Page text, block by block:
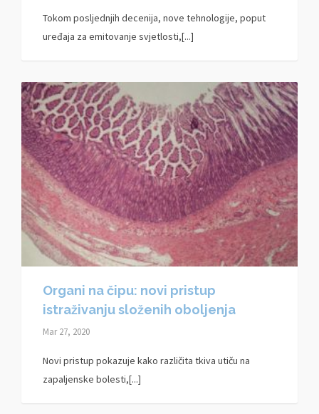
Tokom posljednjih decenija, nove tehnologije, poput
uređaja za emitovanje svjetlosti,[...]
Organi na čipu: novi pristup
istraživanju složenih oboljenja
Mar 27, 2020
Novi pristup pokazuje kako različita tkiva utiču na
zapaljenske bolesti,[...]